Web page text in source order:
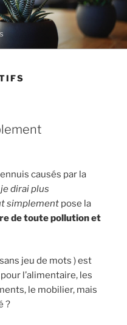
causés par la
dirai plus
simplement pose la
de toute pollution et
jeu de mots ) est
l’alimentaire, les
le mobilier, mais
?